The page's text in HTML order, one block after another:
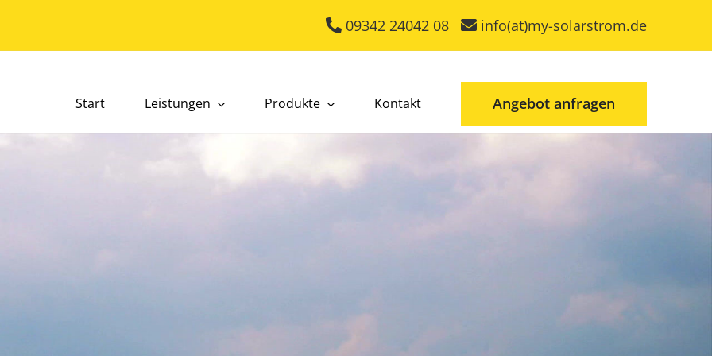
09342 24042 08 info(at)my-solarstrom.de
Start Leistungen Produkte Kontakt Angebot anfragen